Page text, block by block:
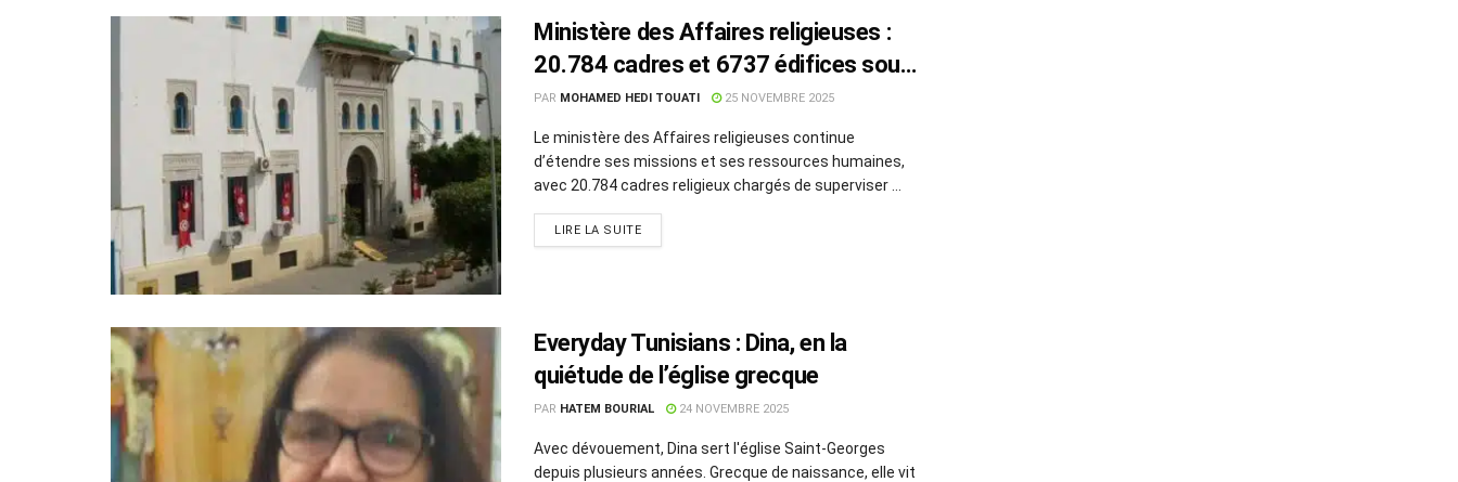
Ministère des Affaires religieuses :
20.784 cadres et 6737 édifices sous
supervision
PAR MOHAMED HEDI TOUATI 25 NOVEMBRE 2025
Le ministère des Affaires religieuses continue
d’étendre ses missions et ses ressources humaines,
avec 20.784 cadres religieux chargés de superviser ...
LIRE LA SUITE
Everyday Tunisians : Dina, en la
quiétude de l’église grecque
PAR HATEM BOURIAL 24 NOVEMBRE 2025
Avec dévouement, Dina sert l'église Saint-Georges
depuis plusieurs années. Grecque de naissance, elle vit